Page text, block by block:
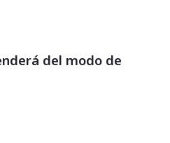
del modo de